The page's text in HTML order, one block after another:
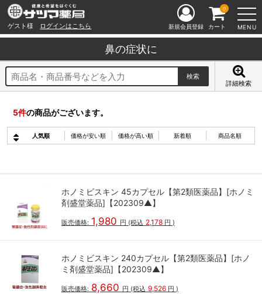
ゲスト様 ログインはこちら MENU
新規会員登録 カート
0
鼻の症状に
詳細検索
5件の商品がございます。
人気順 価格が安い順 価格が高い順 新着順 商品名順
ホノミビスキン 45カプセル【第2類医薬品】[ホノミ
剤盛堂薬品]【202309▲】
販売価格: 1,980 円 (税込 2,178 円 )
ホノミビスキン 240カプセル【第2類医薬品】[ホノ
ミ剤盛堂薬品]【202309▲】
販売価格: 8,660 円 (税込 9,526 円 )